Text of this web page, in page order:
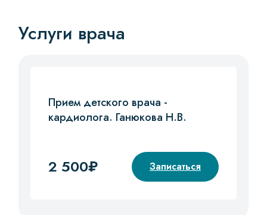
Услуги врача
Прием детского врача -
кардиолога. Ганюкова Н.В.
2 500₽ Записаться